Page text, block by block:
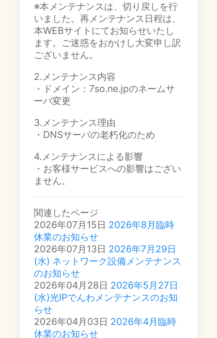
※本メンテナンスは、切り戻しを行
いました。再メンテナンス日程は、
本WEBサイトにてお知らせいたし
ます。ご迷惑をおかけし大変申し訳
ございません。
2.メンテナンス内容
・ドメイン：7so.ne.jpのネームサ
ーバ変更
3.メンテナンス理由
・DNSサーバの老朽化のため
4.メンテナンスによる影響
・お客様サービスへの影響はござい
ません。
関連したページ
2026年07月15日 2026年8月臨時
休業のお知らせ
2026年07月13日 2026年7月29日
(水) ネットワーク設備メンテナンス
のお知らせ
2026年04月28日 2026年5月27日
(水)光IPでんわメンテナンスのお知
らせ
2026年04月03日 2026年4月臨時
休業のお知らせ